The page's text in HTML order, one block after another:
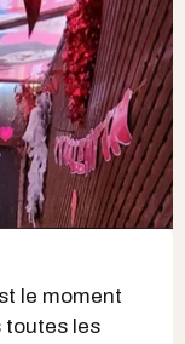
le moment
toutes les